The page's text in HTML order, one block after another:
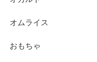
オムライス
おもちゃ